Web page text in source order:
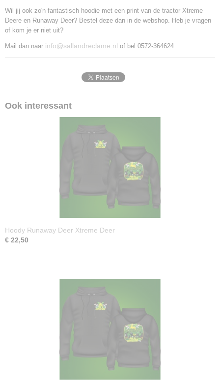
Wil jij ook zo'n fantastisch hoodie met een print van de tractor Xtreme
Deere en Runaway Deer? Bestel deze dan in de webshop. Heb je vragen
of kom je er niet uit?
Mail dan naar info@sallandreclame.nl of bel 0572-364624
Ook interessant
Hoody Runaway Deer Xtreme Deer
€ 22,50